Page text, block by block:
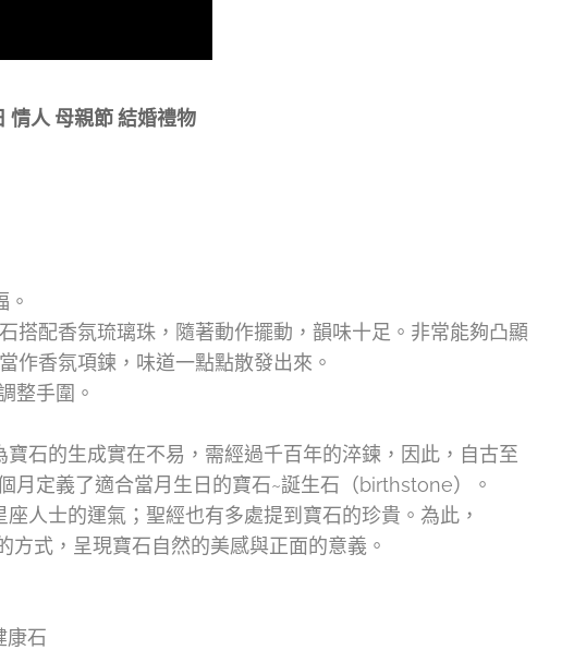
情人 母親節 結婚禮物
搭配香氛琉璃珠，隨著動作擺動，韻味十足。非常能夠凸顯
作香氛項鍊，味道一點點散發出來。
整手圍。
石的生成實在不易，需經過千百年的淬鍊，因此，自古至
月定義了適合當月生日的寶石~誕生石（birthstone）。
人士的運氣；聖經也有多處提到寶石的珍貴。為此，
式，呈現寶石自然的美感與正面的意義。
康石